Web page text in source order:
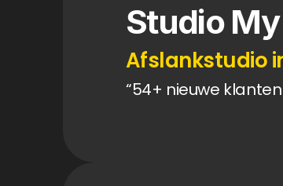
Studio
Afslankstudio
“54+ nieuwe